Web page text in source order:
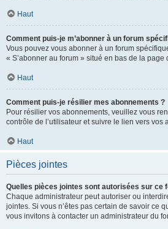
Haut
Comment puis-je m’abonner à un forum
Vous pouvez vous abonner à un forum
« S’abonner au forum » situé en bas de la page
Haut
Comment puis-je résilier mes abonnements ?
Pour résilier vos abonnements, veuillez vous
contrôle de l’utilisateur et suivre le lien vers vos
Haut
Pièces jointes
Quelles pièces jointes sont autorisées sur ce
Chaque administrateur peut autoriser ou
jointes. Si vous n’êtes pas certain de savoir ce
vous invitons à contacter un administrateur du